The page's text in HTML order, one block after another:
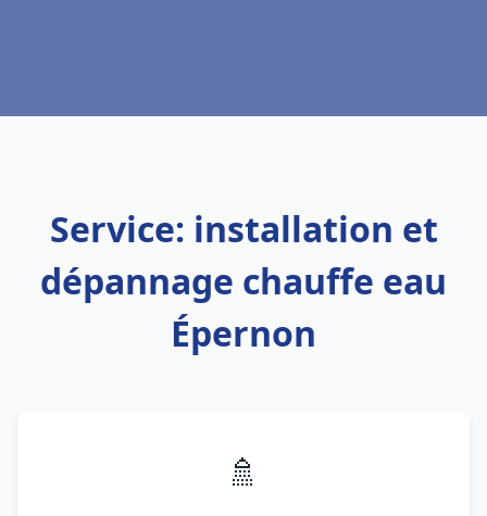
Service: installation et
dépannage chauffe eau
Épernon
🚿